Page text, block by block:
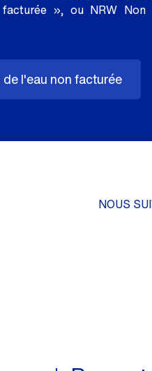
», ou NRW Non
l'eau non facturée
NOUS